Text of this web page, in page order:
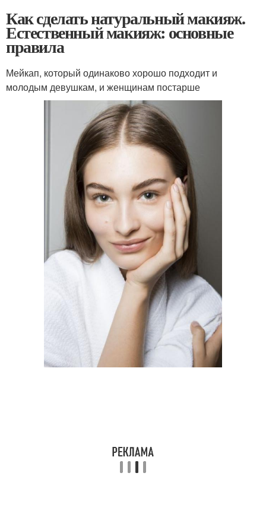
Как сделать натуральный макияж.
Естественный макияж: основные
правила
Мейкап, который одинаково хорошо подходит и
молодым девушкам, и женщинам постарше